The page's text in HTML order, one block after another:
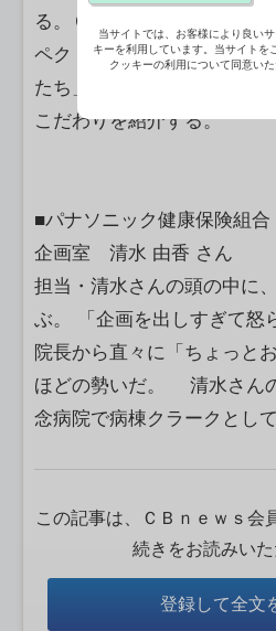
る。ＣＢnewsは、医療現場
ペクトした連載「“私のこだ
たち」で、第1編は、病院
こだわりを紹介する。
■パナソニック健康保険組
企画室 清水 由香 さん
担当・清水さんの頭の中に
ぶ。 「企画を出しすぎて怒
院長から直々に「ちょっと
ほどの勢いだ。 清水さん
念病院で病棟クラークとし
この記事は、ＣＢｎｅｗｓ会
続きをお読みいた
登録して全文
当サイトでは、お客様により良い
キーを利用しています。当サイトを
クッキーの利用について同意い